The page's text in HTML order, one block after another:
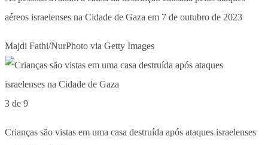
aéreos israelenses na Cidade de Gaza em 7 de outubro de 2023
Majdi Fathi/NurPhoto via Getty Images
3 de 9
Crianças são vistas em uma casa destruída após ataques israelenses